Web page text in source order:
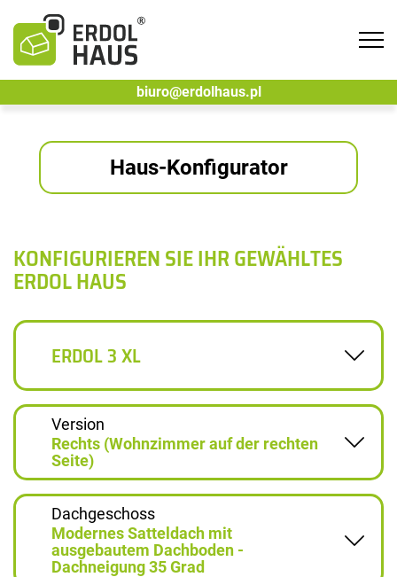
biuro@erdolhaus.pl
Haus-Konfigurator
KONFIGURIEREN SIE IHR GEWÄHLTES
ERDOL HAUS
ERDOL 3 XL
Version
Rechts (Wohnzimmer auf der rechten
Seite)
Dachgeschoss
Modernes Satteldach mit
ausgebautem Dachboden -
Dachneigung 35 Grad